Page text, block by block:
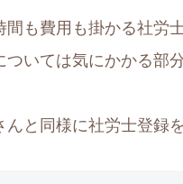
間も費用も掛かる社労
ついては気にかかる部
んと同様に社労士登録